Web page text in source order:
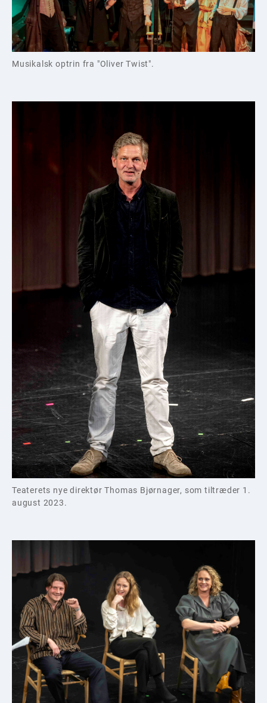
Musikalsk optrin fra "Oliver Twist".
Teaterets nye direktør Thomas Bjørnager, som tiltræder 1.
august 2023.